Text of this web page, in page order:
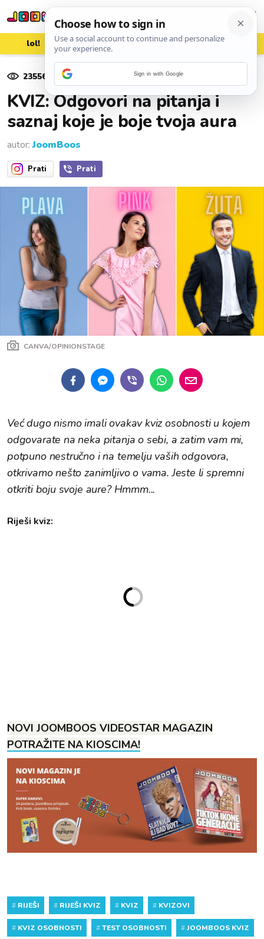
lol! aww vrh! woot?!
23556 pregleda 30. studenoga 2021.
KVIZ: Odgovori na pitanja i
saznaj koje je boje tvoja aura
autor:JoomBoos
Prati Prati
CANVA/OPINIONSTAGE
Već dugo nismo imali ovakav kviz osobnosti u kojem
odgovarate na neka pitanja o sebi, a zatim vam mi,
potpuno nestručno i na temelju vaših odgovora,
otkrivamo nešto zanimljivo o vama. Jeste li spremni
otkriti boju svoje aure? Hmmm...
Riješi kviz:
NOVI JOOMBOOS VIDEOSTAR MAGAZIN
POTRAŽITE NA KIOSCIMA!
# RIJEŠI # RIJEŠI KVIZ # KVIZ # KVIZOVI
# KVIZ OSOBNOSTI #TEST OSOBNOSTI #JOOMBOOS KVIZ
Sign in with Google